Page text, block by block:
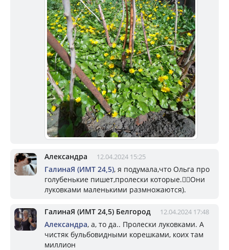
Александра 12.04.2024 15:25
ГалинаЯ (ИМТ 24,5), я подумала,что Ольга про
голубенькие пишет,пролески которые.🤦‍♀️Они
луковками маленькими размножаются).
ГалинаЯ (ИМТ 24,5) Белгород 12.04.2024 17:48
Александра, а, то да.. Пролески луковками. А
чистяк бульбовидными корешками, коих там
миллион